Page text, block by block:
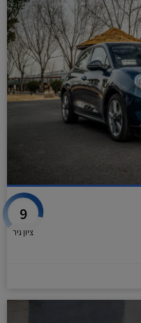
9
ציון גיר